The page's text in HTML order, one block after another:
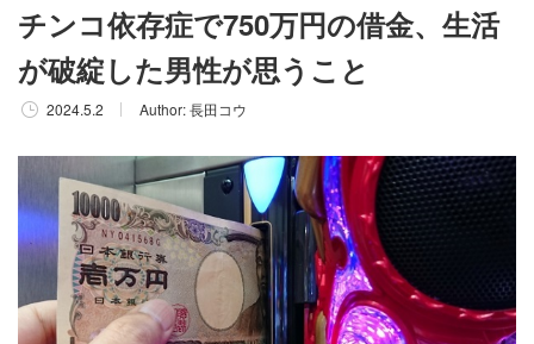
チンコ依存症で750万円の借金、生活
が破綻した男性が思うこと
2024.5.2 Author:長田コウ